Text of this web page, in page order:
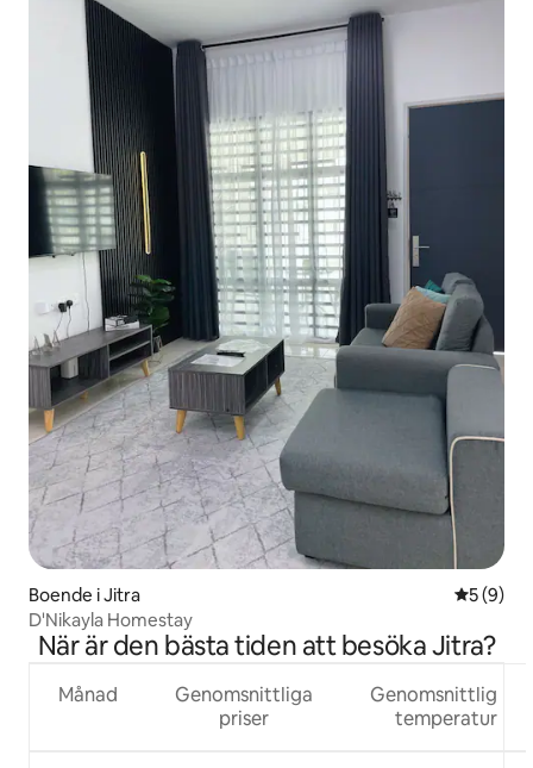
Boende i Jitra 5 av 5 i
5 (9)
D'Nikayla Homestay
När är den bästa tiden att besöka Jitra?
Månad
Genomsnittliga
priser
Genomsnittlig
temperatur